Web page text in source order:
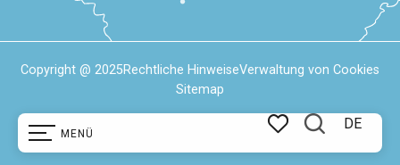
MENÜ
Voir les favoris
Suche
DE
Copyright @ 2025Rechtliche HinweiseVerwaltung von Cookies
Sitemap